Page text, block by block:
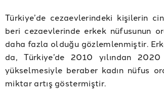
Türkiye’de cezaevlerindeki kişilerin
beri cezaevlerinde erkek nüfusunun
daha fazla olduğu gözlemlenmiştir.
da, Türkiye’de 2010 yılından
yükselmesiyle beraber kadın nüfus
miktar artış göstermiştir.